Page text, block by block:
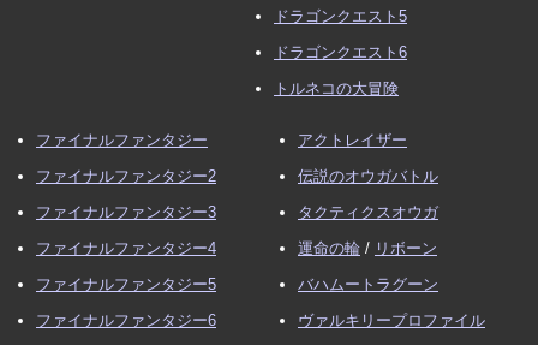
ドラゴンクエスト5
ドラゴンクエスト6
トルネコの大冒険
ファイナルファンタジー
ファイナルファンタジー2
ファイナルファンタジー3
ファイナルファンタジー4
ファイナルファンタジー5
ファイナルファンタジー6
アクトレイザー
伝説のオウガバトル
タクティクスオウガ
運命の輪 / リボーン
バハムートラグーン
ヴァルキリープロファイル